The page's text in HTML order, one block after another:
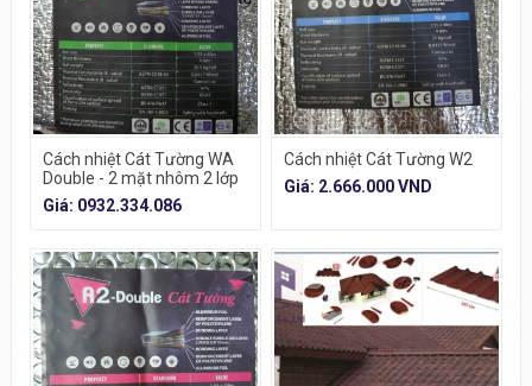
Cách nhiệt Cát Tường WA
Double - 2 mặt nhôm 2 lớp
túi khí
Giá: 0932.334.086
Cách nhiệt Cát Tường W2
Giá: 2.666.000 VND